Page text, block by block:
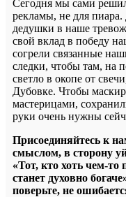
Сегодня мы сами
рекламы, не для
дедушки в наше
свой вклад в победу
согрели связанные
следки, чтобы там, на
светло в окопе от
Дубовке. Чтобы
мастерицами,
руки очень нужны
Присоединяйтесь к
смыслом, в сторону
«Тот, кто хоть чем-
станет духовно
поверьте, не